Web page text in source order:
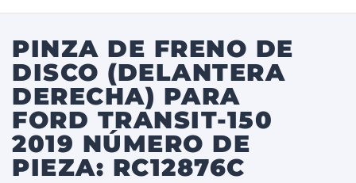
PINZA DE FRENO DE
DISCO (DELANTERA
DERECHA) PARA
FORD TRANSIT-150
2019 NÚMERO DE
PIEZA: RC12876C